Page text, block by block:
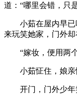
道：“哪里会错，只
小茹在屋内早
来玩笑她家，门外却
“嫁妆，便用两
小茹怔住，娘亲
开门，门外少年